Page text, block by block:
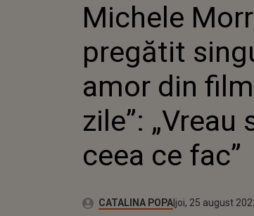
Michele
pregătit
amor din
zile”:
ceea ce fac”
Autor:CATALINA POPAPublicat:
joi, 25 august
Actualizat:
joi, 25 august